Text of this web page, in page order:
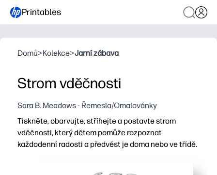
Printables
Domů>Kolekce>Jarní zábava
Strom vděčnosti
Sara B. Meadows - Řemesla/Omalovánky
Tiskněte, obarvujte, stříhejte a postavte strom
vděčnosti, který dětem pomůže rozpoznat
každodenní radosti a předvést je doma nebo ve třídě.